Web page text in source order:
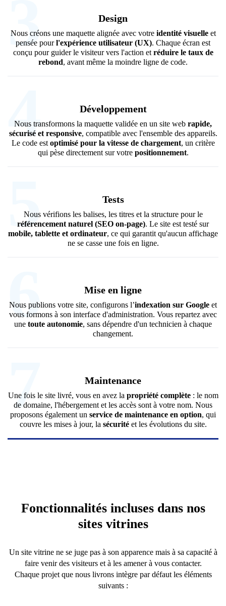
3 Design
Nous créons une maquette alignée avec votre identité visuelleet
pensée pourl'expérience utilisateur (UX). Chaque écran est
conçu pour guider le visiteur vers l'action et réduire le taux de
rebond, avant même la moindre ligne de code.
4 Développement
Nous transformons la maquette validée en un site web rapide,
sécurisé et responsive, compatible avec l'ensemble des appareils.
Le code est optimisé pour la vitesse de chargement, un critère
qui pèse directement sur votre positionnement.
5 Tests
Nous vérifions les balises, les titres et la structure pour le
référencement naturel (SEO on-page). Le site est testé sur
mobile, tablette et ordinateur, ce qui garantit qu'aucun affichage
ne se casse une fois en ligne.
6 Mise en ligne
Nous publions votre site, configurons l’indexation sur Google et
vous formons à son interface d'administration. Vous repartez avec
une toute autonomie, sans dépendre d'un technicien à chaque
changement.
7 Maintenance
Une fois le site livré, vous en avez la propriété complète: le nom
de domaine, l'hébergement et les accès sont à votre nom. Nous
proposons également un service de maintenance en option, qui
couvre les mises à jour, la sécuritéet les évolutions du site.
Fonctionnalités incluses dans nos
sites vitrines
Un site vitrine ne se juge pas à son apparence mais à sa capacité à
faire venir des visiteurs et à les amener à vous contacter.
Chaque projet que nous livrons intègre par défaut les éléments
suivants :